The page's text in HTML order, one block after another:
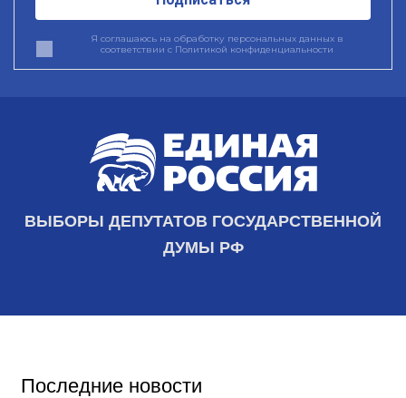
Я соглашаюсь на обработку персональных данных в
соответствии с Политикой конфиденциальности
ВЫБОРЫ ДЕПУТАТОВ ГОСУДАРСТВЕННОЙ
ДУМЫ РФ
Последние новости